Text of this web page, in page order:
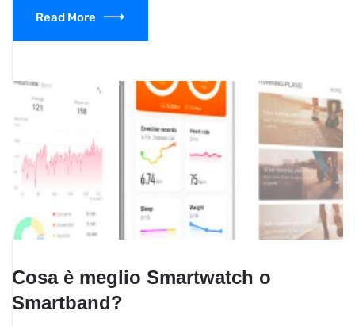
Read More
Cosa è meglio Smartwatch o
Smartband?